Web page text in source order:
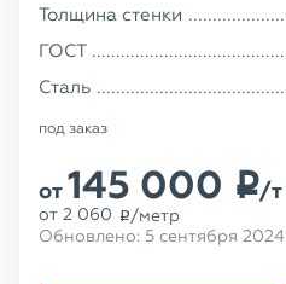
Толщина стенки
ГОСТ
Сталь
под заказ
от145 000 p/т
от 2 060 p /метр
Обновлено: 5 сентября 2024